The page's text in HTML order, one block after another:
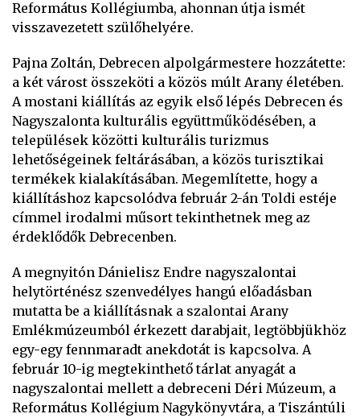
Református Kollégiumba, ahonnan útja ismét
visszavezetett szülőhelyére.
Pajna Zoltán, Debrecen alpolgármestere hozzátette:
a két várost összeköti a közös múlt Arany életében.
A mostani kiállítás az egyik első lépés Debrecen és
Nagyszalonta kulturális együttműködésében, a
települések közötti kulturális turizmus
lehetőségeinek feltárásában, a közös turisztikai
termékek kialakításában. Megemlítette, hogy a
kiállításhoz kapcsolódva február 2-án Toldi estéje
címmel irodalmi műsort tekinthetnek meg az
érdeklődők Debrecenben.
A megnyitón Dánielisz Endre nagyszalontai
helytörténész szenvedélyes hangú előadásban
mutatta be a kiállításnak a szalontai Arany
Emlékmúzeumból érkezett darabjait, legtöbbjükhöz
egy-egy fennmaradt anekdotát is kapcsolva. A
február 10-ig megtekinthető tárlat anyagát a
nagyszalontai mellett a debreceni Déri Múzeum, a
Református Kollégium Nagykönyvtára, a Tiszántúli